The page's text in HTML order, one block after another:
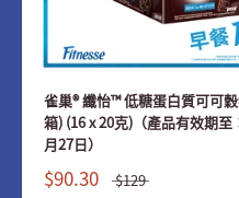
雀巢® 纖怡™ 低糖蛋白質可可
箱) (16 x 20克)（產品有效期至
月27日）
$90.30 $129